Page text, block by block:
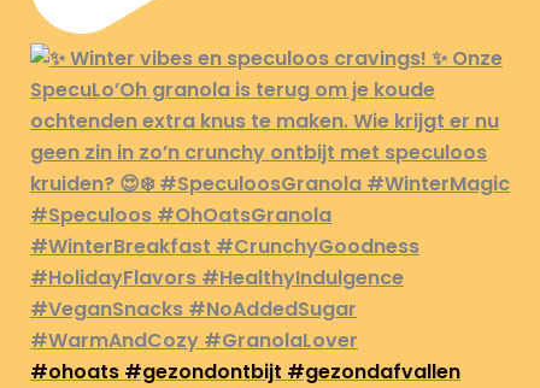
#ohoats #gezondontbijt #gezondafvallen